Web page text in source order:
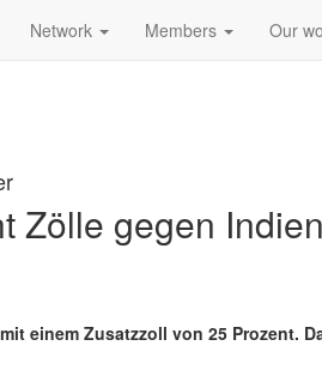
Network Members Our
Zölle gegen
einem Zusatzzoll von 25 Prozent.